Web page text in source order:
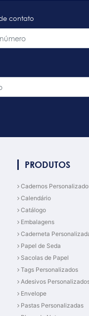
contato
PRODUTOS
Cadernos
Calendário
Catálogo
Embalagens
Caderneta
Papel de Seda
Sacolas de Papel
Tags Personalizados
Adesivos
Envelope
Pastas Personalizadas